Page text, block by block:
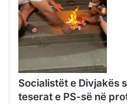
Socialistët e Divjakës
teserat e PS-së në